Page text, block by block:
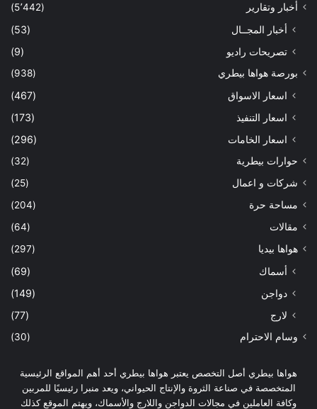
أخبار وتقارير
(5٬442)
أخبار المجــال
(53)
تصريحات راديو
(9)
بورصة هواها بيطري (938)
اسعار الاسواق
(467)
اسعار التنفيذ
(173)
اسعار الخامات
(296)
حوارات بيطرية
(32)
شركات و اعمال
(25)
مساحة حرة
(204)
مقالات
(64)
هواها بيديا
(297)
أسماك
(69)
دواجن
(149)
لارج
(77)
وسام الاحترام (30)
هواها بيطري أصل التخصص يعتبر هواها بيطري أحد أهم المواقع الرئيسية
المتخصصة في صناعة الثروة والإنتاج الحيواني، ويعد منبرا رئيسيًا للمربين
وكافة العاملين في مجالات الدواجن واللارج والأسماك، ويهتم الموقع كذلك